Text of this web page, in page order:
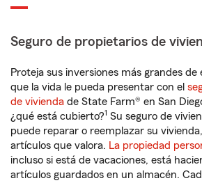
Seguro de propietarios de
Proteja sus inversiones más grandes de
que la vida le pueda presentar con el
de vivienda de State Farm® en San
¿qué está cubierto?1 Su seguro de
puede reparar o reemplazar su
artículos que valora. La propiedad
incluso si está de vacaciones, está
artículos guardados en un almacén.